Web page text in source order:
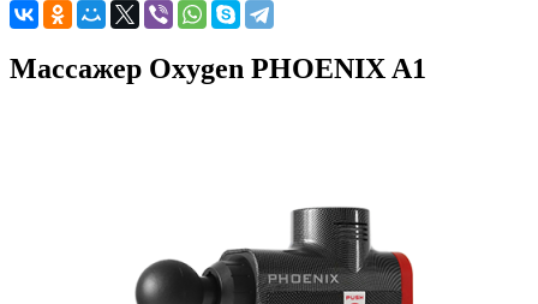
Массажер Oxygen PHOENIX A1